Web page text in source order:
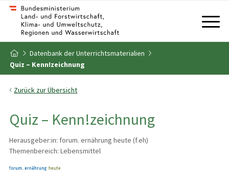
Zum Inhalt
Zum Inhaltsverzeichnis
Zur Startseite
Datenbank der Unterrichtsmaterialien
Quiz – Kenn!zeichnung
Zurück zur Übersicht
Quiz – Kenn!zeichnung
Herausgeber:in: forum. ernährung heute (f.eh)
Themenbereich: Lebensmittel